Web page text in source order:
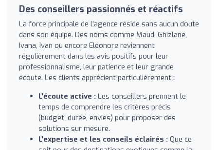
Des conseillers passionnés et réactifs
La force principale de l'agence réside sans aucun doute
dans son équipe. Des noms comme Maud, Ghizlane,
Ivana, Ivan ou encore Eléonore reviennent
régulièrement dans les avis positifs pour leur
professionnalisme, leur patience et leur grande
écoute. Les clients apprécient particulièrement :
L'écoute active : Les conseillers prennent le
temps de comprendre les critères précis
(budget, durée, envies) pour proposer des
solutions sur mesure.
L'expertise et les conseils éclairés : Que ce